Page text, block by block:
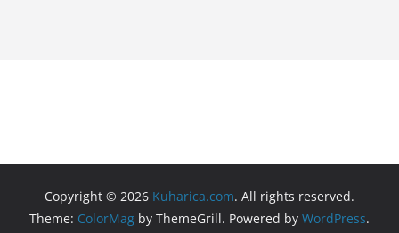
Copyright © 2026 Kuharica.com. All rights reserved.
Theme: ColorMag by ThemeGrill. Powered by WordPress.